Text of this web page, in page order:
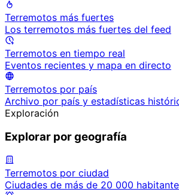
Terremotos más fuertes
Los terremotos más fuertes del feed
Terremotos en tiempo real
Eventos recientes y mapa en directo
Terremotos por país
Archivo por país y estadísticas
Exploración
Explorar por geografía
Terremotos por ciudad
Ciudades de más de 20 000